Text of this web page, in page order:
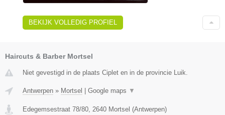
BEKIJK VOLLEDIG PROFIEL
Haircuts & Barber Mortsel
Niet gevestigd in de plaats Ciplet en in de provincie Luik.
Antwerpen » Mortsel Google maps ▼
Edegemsestraat 78/80, 2640 Mortsel (Antwerpen)